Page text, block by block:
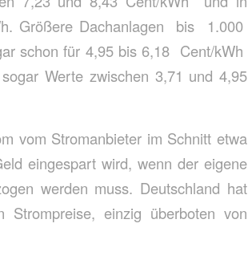
Größere Dachanlagen bis 1.000
schon für 4,95 bis 6,18 Cent/kWh
Werte zwischen 3,71 und 4,95
vom Stromanbieter im Schnitt etwa
eingespart wird, wenn der eigene
werden muss. Deutschland hat
Strompreise, einzig überboten von